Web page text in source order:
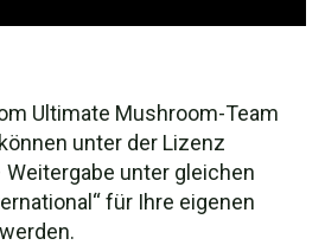
Ultimate Mushroom-Team
unter der Lizenz
Weitergabe unter gleichen
für Ihre eigenen